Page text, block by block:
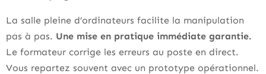
La salle pleine d’ordinateurs facilite la manipulation
pas à pas. Une mise en pratique immédiate garantie.
Le formateur corrige les erreurs au poste en direct.
Vous repartez souvent avec un prototype opérationnel.